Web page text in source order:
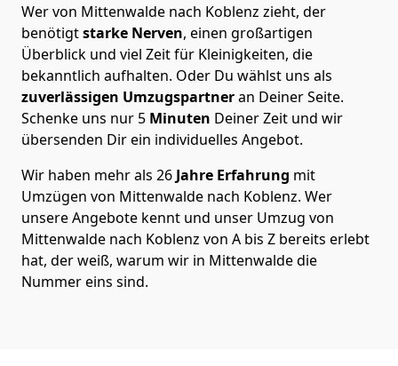
Wer von Mittenwalde nach Koblenz zieht, der
benötigtstarke Nerven, einen großartigen
Überblick und viel Zeit für Kleinigkeiten, die
bekanntlich aufhalten. Oder Du wählst uns als
zuverlässigen Umzugspartneran Deiner Seite.
Schenke uns nur 5 Minuten Deiner Zeit und wir
übersenden Dir ein individuelles Angebot.
Wir haben mehr als 26 Jahre Erfahrung mit
Umzügen von Mittenwalde nach Koblenz. Wer
unsere Angebote kennt und unser Umzug von
Mittenwalde nach Koblenz von A bis Z bereits erlebt
hat, der weiß, warum wir in Mittenwalde die
Nummer eins sind.